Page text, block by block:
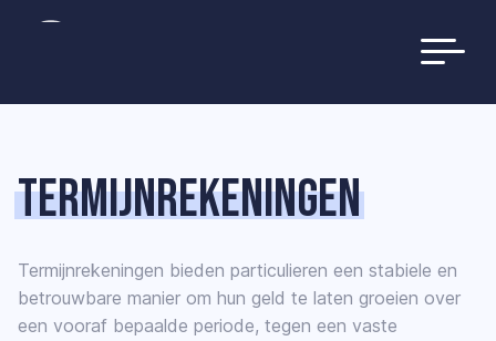
Termijnrekeningen
Termijnrekeningen bieden particulieren een stabiele en
betrouwbare manier om hun geld te laten groeien over
een vooraf bepaalde periode, tegen een vaste